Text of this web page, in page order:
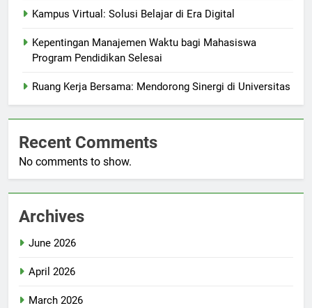
Kampus Virtual: Solusi Belajar di Era Digital
Kepentingan Manajemen Waktu bagi Mahasiswa
Program Pendidikan Selesai
Ruang Kerja Bersama: Mendorong Sinergi di Universitas
Recent Comments
No comments to show.
Archives
June 2026
April 2026
March 2026